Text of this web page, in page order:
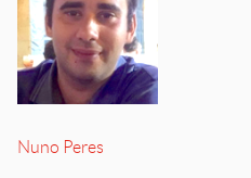
Nuno Peres